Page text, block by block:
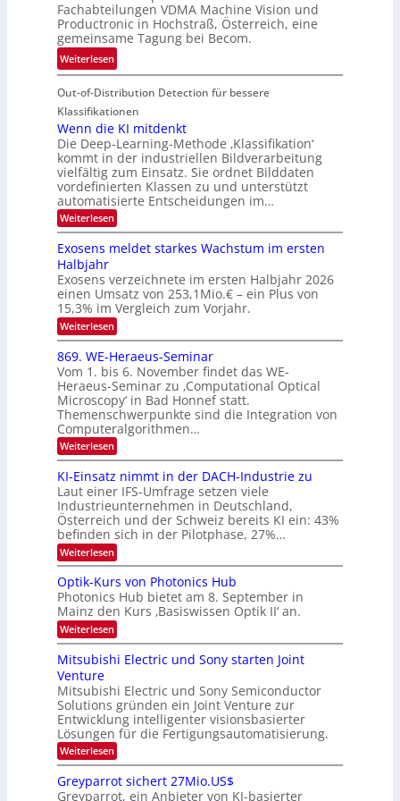
h
k
e
i
n
r
i
n
V
I
S
I
O
N
T
e
c
h
T
a
k
s
e
d
T
o
r
e
n
a
u
f
d
e
r
V
S
I
O
N
2
0
2
6
Fachabteilungen VDMA Machine Vision und
Productronic in Hochstraß, Österreich, eine
gemeinsame Tagung bei Becom.
Weiterlesen:
T
a
g
u
n
g
z
u
E
l
e
t
r
o
n
k
-
u
n
d
B
i
l
d
v
e
r
a
r
b
e
i
n
g
s
-
T
e
Out-of-Distribution Detection für bessere
Klassifikationen
Wenn die KI mitdenkt
Die Deep-Learning-Methode ‚Klassifikation‘
kommt in der industriellen Bildverarbeitung
vielfältig zum Einsatz. Sie ordnet Bilddaten
vordefinierten Klassen zu und unterstützt
automatisierte Entscheidungen im…
Weiterlesen:
W
n
d
i
e
K
I
m
i
t
d
e
n
k
t
Exosens meldet starkes Wachstum im ersten
Halbjahr
Exosens verzeichnete im ersten Halbjahr 2026
einen Umsatz von 253,1Mio.€ – ein Plus von
15,3% im Vergleich zum Vorjahr.
Weiterlesen:
E
x
o
s
e
n
s
m
e
l
d
e
t
s
t
a
r
k
e
W
a
c
h
s
u
i
m
e
r
s
t
e
n
H
869. WE-Heraeus-Seminar
Vom 1. bis 6. November findet das WE-
Heraeus-Seminar zu ‚Computational Optical
Microscopy‘ in Bad Honnef statt.
Themenschwerpunkte sind die Integration von
Computeralgorithmen…
Weiterlesen:
8
9
.
W
E
-
H
e
r
a
e
u
s
-
S
e
n
a
r
KI-Einsatz nimmt in der DACH-Industrie zu
Laut einer IFS-Umfrage setzen viele
Industrieunternehmen in Deutschland,
Österreich und der Schweiz bereits KI ein: 43%
befinden sich in der Pilotphase, 27%…
Weiterlesen:
K
-
E
i
n
s
t
n
m
m
t
i
n
d
e
Optik-Kurs von Photonics Hub
Photonics Hub bietet am 8. September in
Mainz den Kurs ‚Basiswissen Optik II‘ an.
Weiterlesen:
O
p
t
k
-
K
u
r
s
v
o
n
Mitsubishi Electric und Sony starten Joint
Venture
Mitsubishi Electric und Sony Semiconductor
Solutions gründen ein Joint Venture zur
Entwicklung intelligenter visionsbasierter
Lösungen für die Fertigungsautomatisierung.
Weiterlesen:
M
t
Greyparrot sichert 27Mio.US$
Greyparrot, ein Anbieter von KI-basierter